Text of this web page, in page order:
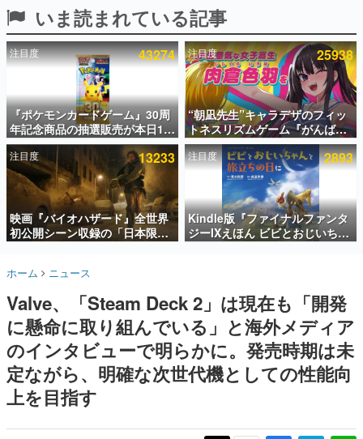
ピックアップ
電ファミのいま読まれている記事ランキング
アプリセール情報
インタビュー
連載・特集一覧
殿堂入り記事
SNS拡散数が数千以上！ ページビュー数万以上！ などな
ど。多くの人々に読まれた、電ファミ渾身の“殿堂入り”記
事をまとめました。
名作ゲームクリエイターの方々に製作時のエピソードをお
きます。
赫本
この物語を解いてはいけない。『赫本』は、〈試験問題〉
の形をした短編ホラー小説集です。
新世代に訊く
これからのデジタルゲーム市場を担う若きクリエイター達
いま読まれている記事
注目度 43274
『ポケモンカードゲーム』30周
年記念商品の抽選販売が本日12
時より開始。拡張パック「30th
CELEBRATION」のボックス
に、「プレミアムデッキセット
エーフィ・ブラッキー」
「FUTURISTIC BOX」の計3商
品
注目度 25938
“朝凪先生”キャラデザのフィッ
トネスリズムゲーム『がんば
れ！チアリズム』Steamストア
ページが公開。キャラクターの
CVは陽向葵ゅかさん
注目度 13233
映画『バイオハザード』全世界
初公開シーン収録の「日本限
定」予告映像が解禁。バイオの
「ラクーンシティ総合病院」へ
注目度 2893
Kindle版『ファイナルファンタ
ジーIXえほん ビビとおじいちゃ
んと旅立ちの日に』が半額の
前日譚
ホーム ニュース
Valve、「Steam Deck 2」は現在も「開発
に懸命に取り組んでいる」と海外メディア
のインタビューで明らかに。発売時期は未
定ながら、明確な次世代機としての性能向
上を目指す